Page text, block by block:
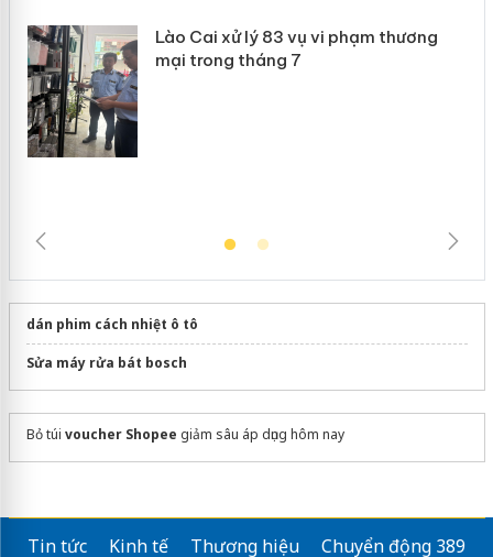
dán phim cách nhiệt ô tô
Sửa máy rửa bát bosch
Bỏ túi voucher Shopee giảm sâu áp dụng hôm nay
Tin tức Kinh tế Thương hiệu
Chuyển động 389